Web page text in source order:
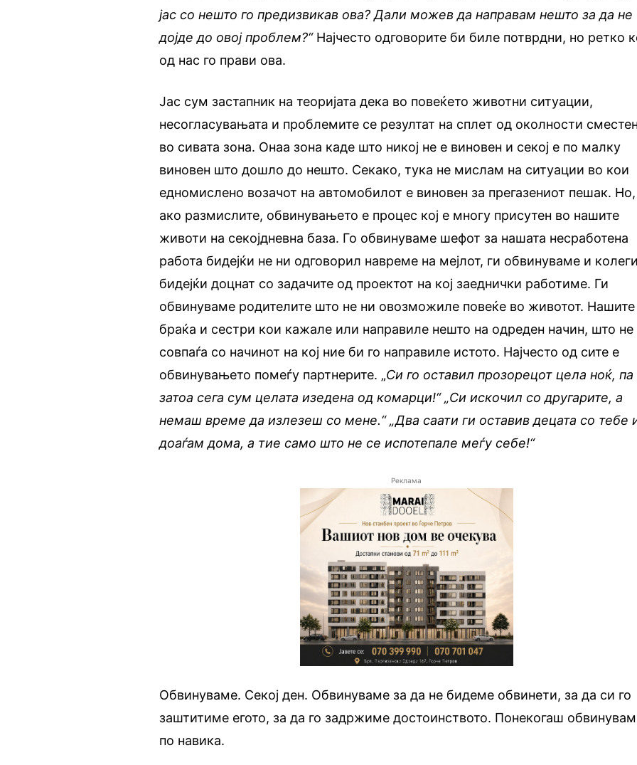
јас со нешто го предизвикав ова? Дали можев да направам нешто за да не
дојде до овој проблем?“Најчесто одговорите би биле потврдни, но ретко
од нас го прави ова.
Јас сум застапник на теоријата дека во повеќето животни ситуации,
несогласувањата и проблемите се резултат на сплет од околности
во сивата зона. Онаа зона каде што никој не е виновен и секој е по малку
виновен што дошло до нешто. Секако, тука не мислам на ситуации во кои
едномислено возачот на автомобилот е виновен за прегазениот пешак. Но,
ако размислите, обвинувањето е процес кој е многу присутен во нашите
животи на секојдневна база. Го обвинуваме шефот за нашата несработена
работа бидејќи не ни одговорил навреме на мејлот, ги обвинуваме и
бидејќи доцнат со задачите од проектот на кој заеднички работиме. Ги
обвинуваме родителите што не ни овозможиле повеќе во животот. Нашите
браќа и сестри кои кажале или направиле нешто на одреден начин, што не
совпаѓа со начинот на кој ние би го направиле истото. Најчесто од сите е
обвинувањето помеѓу партнерите. „Си го оставил прозорецот цела ноќ, па
затоа сега сум целата изедена од комарци!“ „Си искочил со другарите, а
немаш време да излезеш со мене.“ „Два саати ги оставив децата со тебе
доаѓам дома, а тие само што не се испотепале меѓу себе!“
Реклама
Обвинуваме. Секој ден. Обвинуваме за да не бидеме обвинети, за да си го
заштитиме егото, за да го задржиме достоинството. Понекогаш
по навика.